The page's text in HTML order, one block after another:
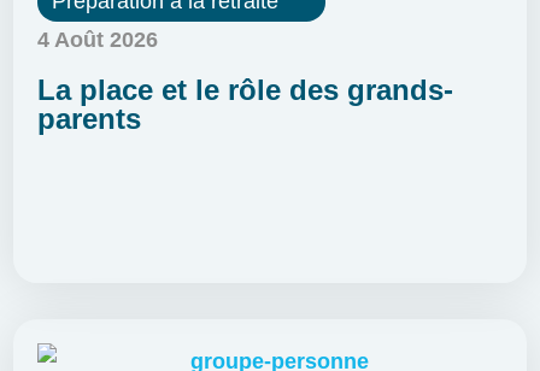
4 Août 2026
La place et le rôle des grands-
parents